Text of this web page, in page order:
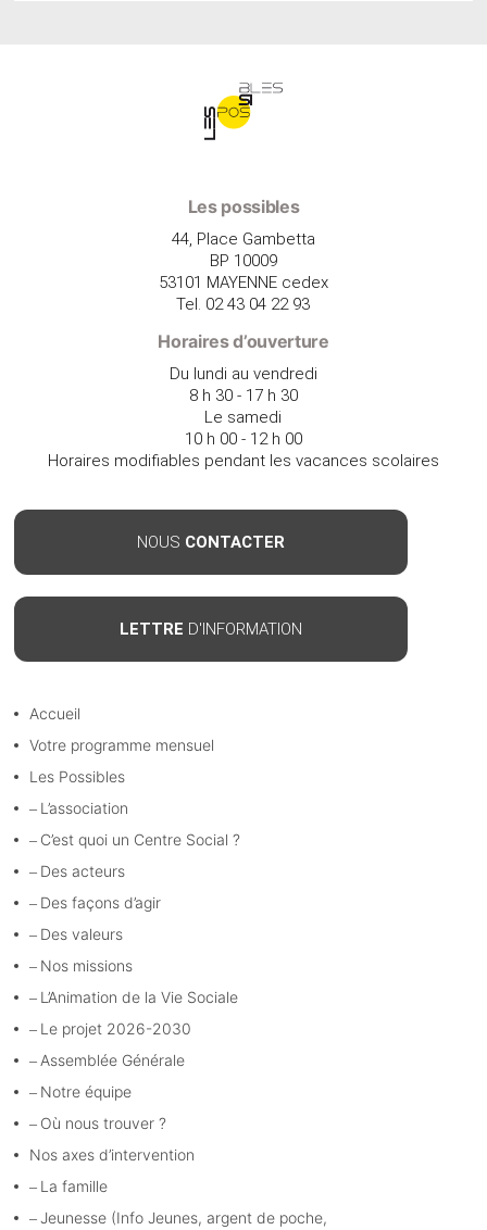
Les possibles
44, Place Gambetta
BP 10009
53101 MAYENNE cedex
Tel. 02 43 04 22 93
Horaires d’ouverture
Du lundi au vendredi
8 h 30 - 17 h 30
Le samedi
10 h 00 - 12 h 00
Horaires modifiables pendant les vacances scolaires
NOUS CONTACTER
LETTRE D'INFORMATION
Accueil
Votre programme mensuel
Les Possibles
L’association
C’est quoi un Centre Social ?
Des acteurs
Des façons d’agir
Des valeurs
Nos missions
L’Animation de la Vie Sociale
Le projet 2026-2030
Assemblée Générale
Notre équipe
Où nous trouver ?
Nos axes d’intervention
La famille
Jeunesse (Info Jeunes, argent de poche,